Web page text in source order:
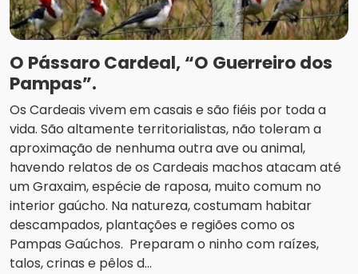
O Pássaro Cardeal, “O Guerreiro dos
Pampas”.
Os Cardeais vivem em casais e são fiéis por toda a
vida. São altamente territorialistas, não toleram a
aproximação de nenhuma outra ave ou animal,
havendo relatos de os Cardeais machos atacam até
um Graxaim, espécie de raposa, muito comum no
interior gaúcho. Na natureza, costumam habitar
descampados, plantações e regiões como os
Pampas Gaúchos. Preparam o ninho com raízes,
talos, crinas e pêlos d...